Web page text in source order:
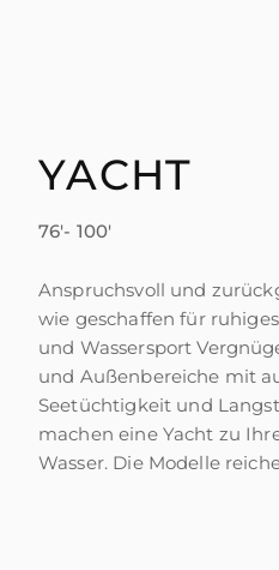
YACHT
76'- 100'
Anspruchsvoll und
wie geschaffen für
und Wassersport
und Außenbereiche mit
Seetüchtigkeit und
machen eine Yacht zu
Wasser. Die Modelle